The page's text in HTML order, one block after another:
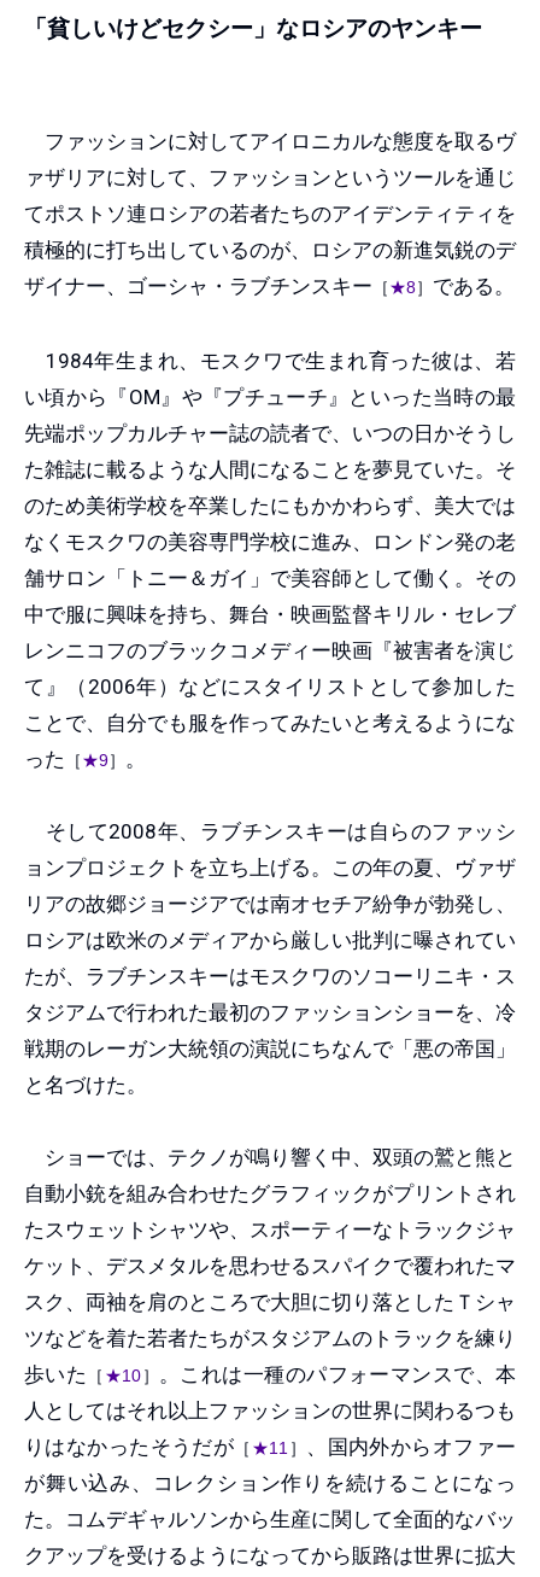
「貧しいけどセクシー」なロシアのヤンキー
ファッションに対してアイロニカルな態度を取るヴ
ァザリアに対して、ファッションというツールを通じ
てポストソ連ロシアの若者たちのアイデンティティを
積極的に打ち出しているのが、ロシアの新進気鋭のデ
ザイナー、ゴーシャ・ラブチンスキー ［ ★8］ である。
1984年生まれ、モスクワで生まれ育った彼は、若
い頃から『OM』や『プチューチ』といった当時の最
先端ポップカルチャー誌の読者で、いつの日かそうし
た雑誌に載るような人間になることを夢見ていた。そ
のため美術学校を卒業したにもかかわらず、美大では
なくモスクワの美容専門学校に進み、ロンドン発の老
舗サロン「トニー＆ガイ」で美容師として働く。その
中で服に興味を持ち、舞台・映画監督キリル・セレブ
レンニコフのブラックコメディー映画『被害者を演じ
て』（2006年）などにスタイリストとして参加した
ことで、自分でも服を作ってみたいと考えるようにな
った
［ ★9］ 。
そして2008年、ラブチンスキーは自らのファッシ
ョンプロジェクトを立ち上げる。この年の夏、ヴァザ
リアの故郷ジョージアでは南オセチア紛争が勃発し、
ロシアは欧米のメディアから厳しい批判に曝されてい
たが、ラブチンスキーはモスクワのソコーリニキ・ス
タジアムで行われた最初のファッションショーを、冷
戦期のレーガン大統領の演説にちなんで「悪の帝国」
と名づけた。
ショーでは、テクノが鳴り響く中、双頭の鷲と熊と
自動小銃を組み合わせたグラフィックがプリントされ
たスウェットシャツや、スポーティーなトラックジャ
ケット、デスメタルを思わせるスパイクで覆われたマ
スク、両袖を肩のところで大胆に切り落としたＴシャ
ツなどを着た若者たちがスタジアムのトラックを練り
歩いた
［ ★10 ］
。これは一種のパフォーマンスで、本
人としてはそれ以上ファッションの世界に関わるつも
りはなかったそうだが ［ ★11 ］
、国内外からオファー
が舞い込み、コレクション作りを続けることになっ
た。コムデギャルソンから生産に関して全面的なバッ
クアップを受けるようになってから販路は世界に拡大